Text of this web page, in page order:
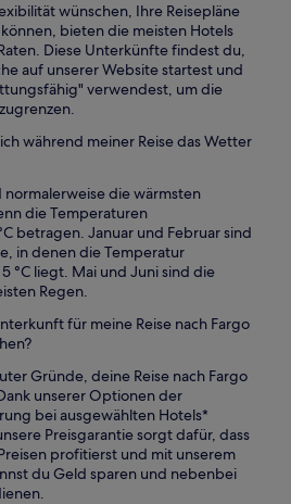
wünschen, Ihre Reisepläne
bieten die meisten Hotels
Diese Unterkünfte findest du,
auf unserer Website startest und
verwendest, um die
während meiner Reise das Wetter
normalerweise die wärmsten
die Temperaturen
betragen. Januar und Februar sind
in denen die Temperatur
°C liegt. Mai und Juni sind die
Regen.
für meine Reise nach Fargo
Gründe, deine Reise nach Fargo
unserer Optionen der
bei ausgewählten Hotels*
Preisgarantie sorgt dafür, dass
profitierst und mit unserem
du Geld sparen und nebenbei